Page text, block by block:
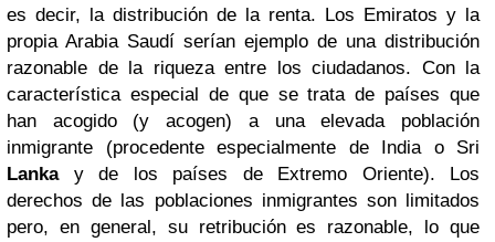
es decir, la distribución de la renta. Los Emiratos y la
propia Arabia Saudí serían ejemplo de una distribución
razonable de la riqueza entre los ciudadanos. Con la
característica especial de que se trata de países que
han acogido (y acogen) a una elevada población
inmigrante (procedente especialmente de India o Sri
Lankay de los países de Extremo Oriente). Los
derechos de las poblaciones inmigrantes son limitados
pero, en general, su retribución es razonable, lo que